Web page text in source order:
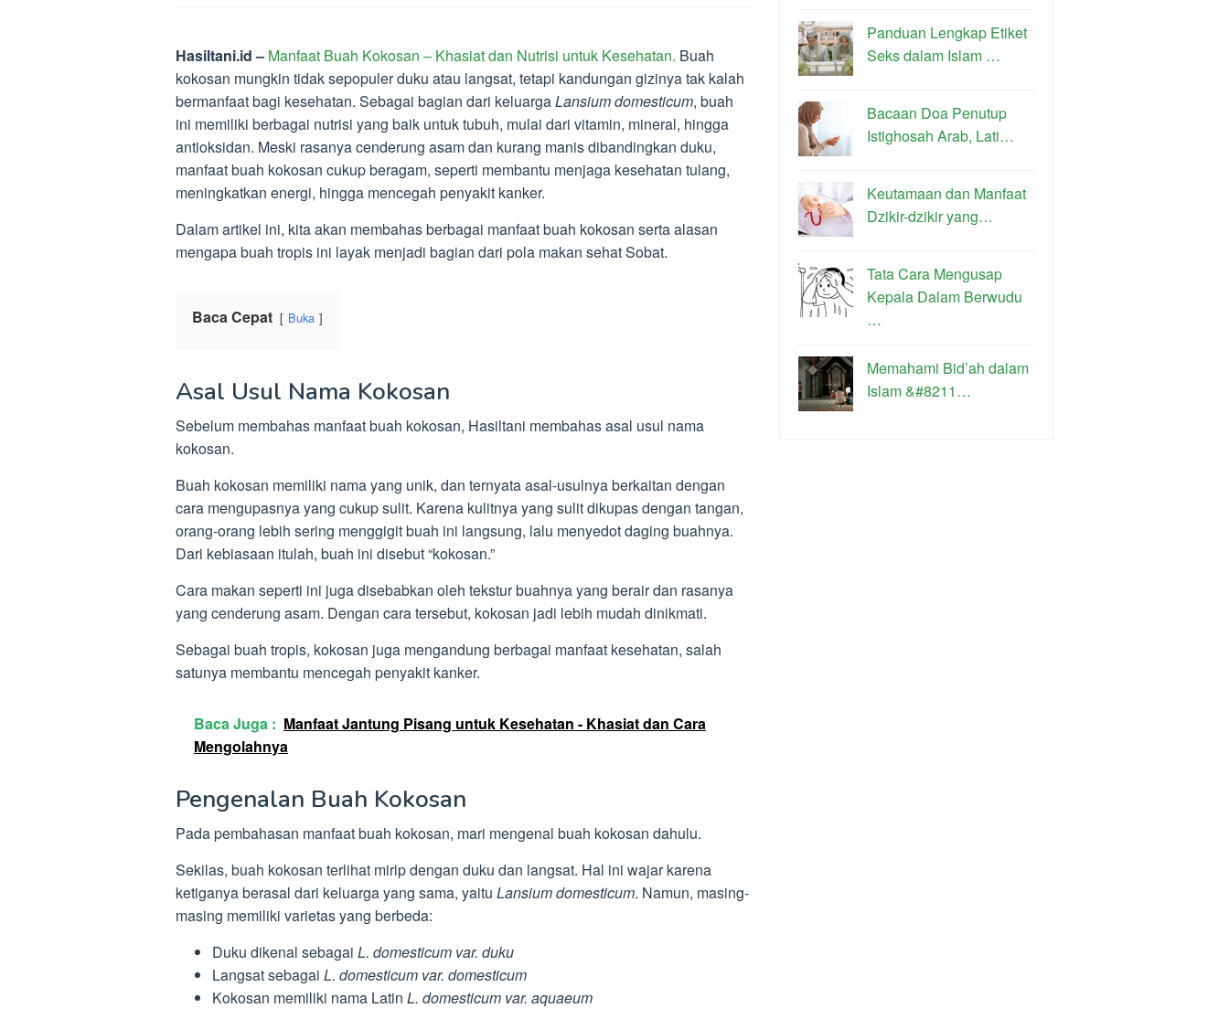
Hasiltani.id – Manfaat Buah Kokosan – Khasiat dan Nutrisi untuk Kesehatan. Buah
kokosan mungkin tidak sepopuler duku atau langsat, tetapi kandungan gizinya tak kalah
bermanfaat bagi kesehatan. Sebagai bagian dari keluargaLansium domesticum, buah
ini memiliki berbagai nutrisi yang baik untuk tubuh, mulai dari vitamin, mineral, hingga
antioksidan. Meski rasanya cenderung asam dan kurang manis dibandingkan duku,
manfaat buah kokosan cukup beragam, seperti membantu menjaga kesehatan tulang,
meningkatkan energi, hingga mencegah penyakit kanker.
Dalam artikel ini, kita akan membahas berbagai manfaat buah kokosan serta alasan
mengapa buah tropis ini layak menjadi bagian dari pola makan sehat Sobat.
Baca Cepat Buka
Asal Usul Nama Kokosan
Sebelum membahas manfaat buah kokosan, Hasiltani membahas asal usul nama
kokosan.
Buah kokosan memiliki nama yang unik, dan ternyata asal-usulnya berkaitan dengan
cara mengupasnya yang cukup sulit. Karena kulitnya yang sulit dikupas dengan tangan,
orang-orang lebih sering menggigit buah ini langsung, lalu menyedot daging buahnya.
Dari kebiasaan itulah, buah ini disebut “kokosan.”
Cara makan seperti ini juga disebabkan oleh tekstur buahnya yang berair dan rasanya
yang cenderung asam. Dengan cara tersebut, kokosan jadi lebih mudah dinikmati.
Sebagai buah tropis, kokosan juga mengandung berbagai manfaat kesehatan, salah
satunya membantu mencegah penyakit kanker.
Baca Juga : Manfaat Jantung Pisang untuk Kesehatan - Khasiat dan Cara
Mengolahnya
Pengenalan Buah Kokosan
Pada pembahasan manfaat buah kokosan, mari mengenal buah kokosan dahulu.
Sekilas, buah kokosan terlihat mirip dengan duku dan langsat. Hal ini wajar karena
ketiganya berasal dari keluarga yang sama, yaitu Lansium domesticum. Namun, masing-
masing memiliki varietas yang berbeda:
Duku dikenal sebagai L. domesticum var. duku
Langsat sebagai L. domesticum var. domesticum
Kokosan memiliki nama Latin L. domesticum var. aquaeum
Panduan Lengkap Etiket
Seks dalam Islam …
Bacaan Doa Penutup
Istighosah Arab, Lati…
Keutamaan dan Manfaat
Dzikir-dzikir yang…
Tata Cara Mengusap
Kepala Dalam Berwudu
…
Memahami Bid’ah dalam
Islam &#8211…